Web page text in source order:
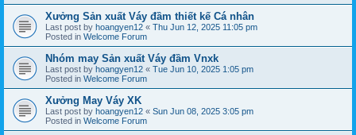
Xưởng Sản xuất Váy đầm thiết kế Cá nhân
Last post by hoangyen12 « Thu Jun 12, 2025 11:05 pm
Posted in Welcome Forum
Nhóm may Sản xuất Váy đầm Vnxk
Last post by hoangyen12 « Tue Jun 10, 2025 1:05 pm
Posted in Welcome Forum
Xưởng May Váy XK
Last post by hoangyen12 « Sun Jun 08, 2025 3:05 pm
Posted in Welcome Forum